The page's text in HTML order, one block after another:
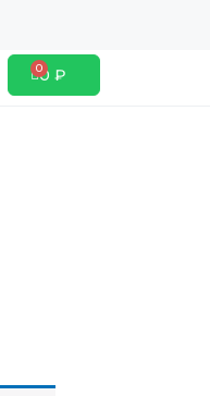
0 ₽
Cart